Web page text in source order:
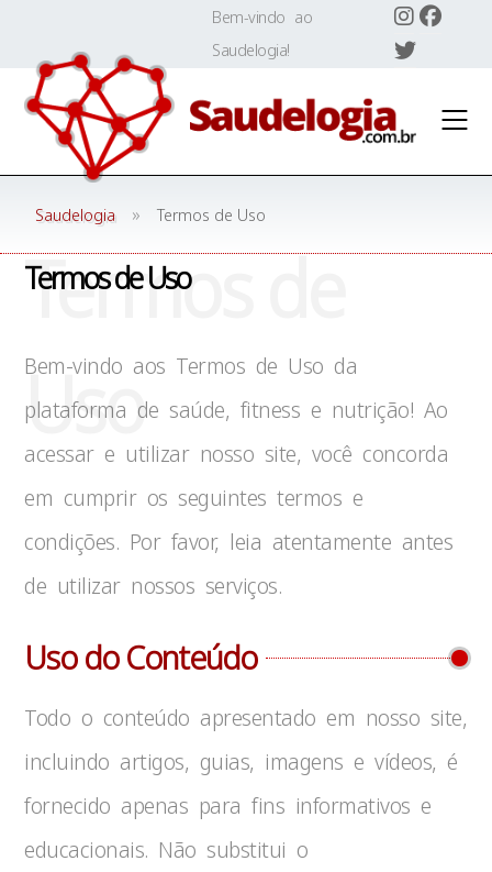
content
Bem-vindo ao
Saudelogia!
Termos de
Uso
Saudelogia » Termos de Uso
Termos de Uso
Bem-vindo aos Termos de Uso da
plataforma de saúde, fitness e nutrição! Ao
acessar e utilizar nosso site, você concorda
em cumprir os seguintes termos e
condições. Por favor, leia atentamente antes
de utilizar nossos serviços.
Uso do Conteúdo
Todo o conteúdo apresentado em nosso site,
incluindo artigos, guias, imagens e vídeos, é
fornecido apenas para fins informativos e
educacionais. Não substitui o